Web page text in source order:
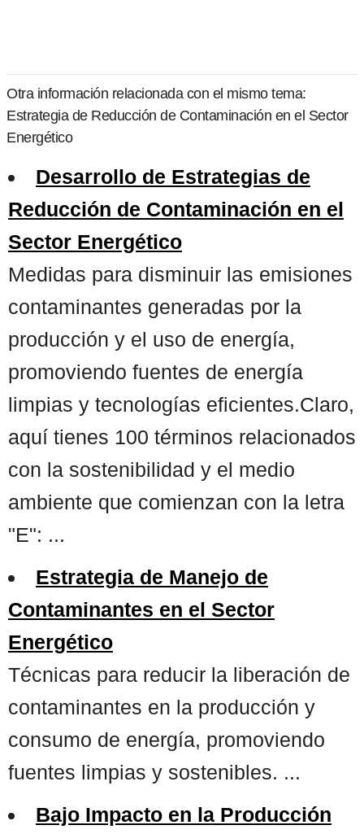
Otra información relacionada con el mismo tema:
Estrategia de Reducción de Contaminación en el Sector
Energético
Desarrollo de Estrategias de
Reducción de Contaminación en el
Sector Energético
Medidas para disminuir las emisiones
contaminantes generadas por la
producción y el uso de energía,
promoviendo fuentes de energía
limpias y tecnologías eficientes.Claro,
aquí tienes 100 términos relacionados
con la sostenibilidad y el medio
ambiente que comienzan con la letra
"E": ...
Estrategia de Manejo de
Contaminantes en el Sector
Energético
Técnicas para reducir la liberación de
contaminantes en la producción y
consumo de energía, promoviendo
fuentes limpias y sostenibles. ...
Bajo Impacto en la Producción